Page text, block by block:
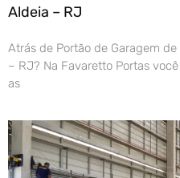
Aldeia – RJ
Atrás de Portão de Garagem
– RJ? Na Favaretto Portas
as